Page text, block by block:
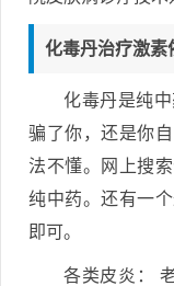
化毒丹治疗激素
化毒丹是纯
骗了你，还是你
法不懂。网上搜
纯中药。还有一
即可。
各类皮炎：